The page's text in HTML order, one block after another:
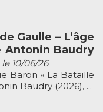
Gaulle – L’âge
Antonin Baudry
10/06/26
Baron « La Bataille
Baudry (2026), ...